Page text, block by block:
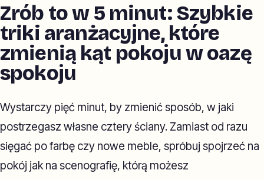
Zrób to w 5 minut: Szybkie
triki aranżacyjne, które
zmienią kąt pokoju w oazę
spokoju
Wystarczy pięć minut, by zmienić sposób, w jaki
postrzegasz własne cztery ściany. Zamiast od razu
sięgać po farbę czy nowe meble, spróbuj spojrzeć na
pokój jak na scenografię, którą możesz